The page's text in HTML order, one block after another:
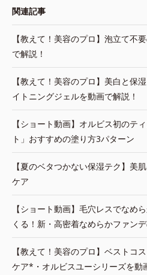
関連記事
【教えて！美容のプロ】泡立て不
で解説！
【教えて！美容のプロ】美白と保
イトニングジェルを動画で解説！
【ショート動画】オルビス初のテ
ト」おすすめの塗り方3パターン
【夏のベタつかない保湿テク】美
ケア
【ショート動画】毛穴レスでなめ
くる！新・高密着なめらかファン
【教えて！美容のプロ】ベストコ
ケア*・オルビスユーシリーズを動